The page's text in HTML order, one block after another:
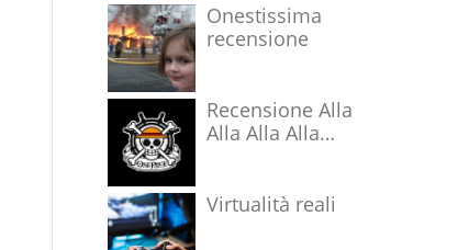
Onestissima
recensione
Recensione Alla
Alla Alla Alla
Virtualità reali